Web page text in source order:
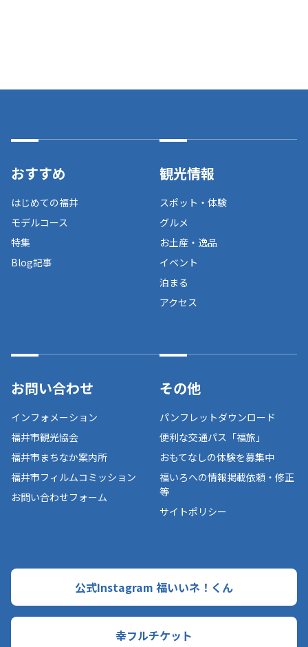
おすすめ
はじめての福井
モデルコース
特集
Blog記事
観光情報
スポット・体験
グルメ
お土産・逸品
イベント
泊まる
アクセス
お問い合わせ
インフォメーション
福井市観光協会
福井市まちなか案内所
福井市フィルムコミッション
お問い合わせフォーム
その他
パンフレットダウンロード
便利な交通パス「福旅」
おもてなしの体験を募集中
福いろへの情報掲載依頼・修正
等
サイトポリシー
公式Instagram 福いいネ！くん
幸フルチケット